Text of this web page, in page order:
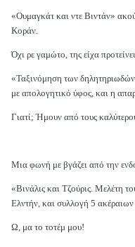
«Ουμαγκάτ και ντε Βιντάν»
Κοράν.
Όχι ρε γαμώτο, της είχα
«Ταξινόμηση των
με απολογητικό ύφος, και η
Γιατί; Ήμουν από τους
Μια φωνή με βγάζει από την
«Βινάλις και Τζούρις. Μελέτη
Ελντήν, και συλλογή 5 ακέραιων
Ω, μα το τοτέμ μου!